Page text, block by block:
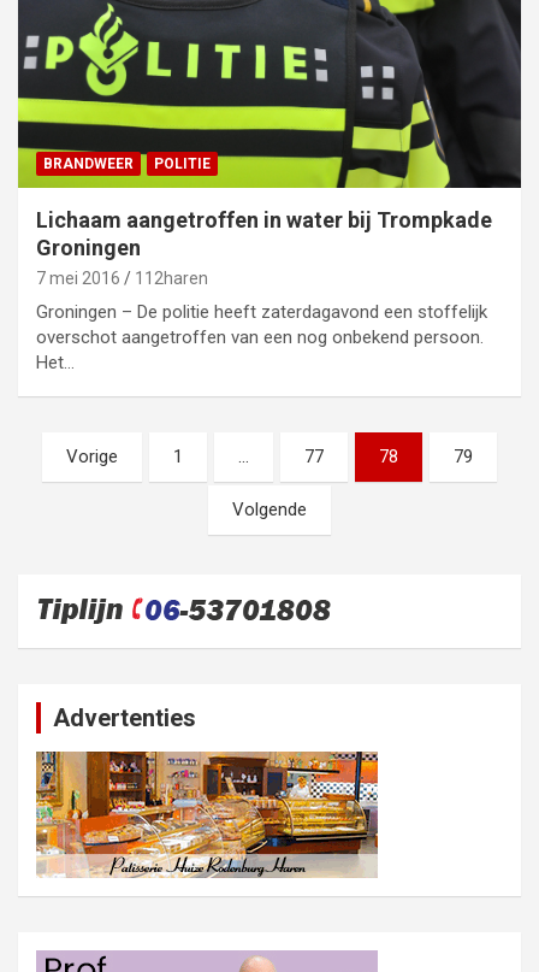
BRANDWEER POLITIE
Lichaam aangetroffen in water bij Trompkade
Groningen
7 mei 2016 112haren
Groningen – De politie heeft zaterdagavond een stoffelijk
overschot aangetroffen van een nog onbekend persoon.
Het…
Berichten
paginering
Vorige 1 … 77 78 79
Volgende
Advertenties